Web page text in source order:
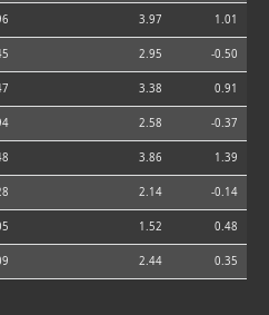
3.97 1.01
2.95 -0.50
3.38 0.91
2.58 -0.37
3.86 1.39
2.14 -0.14
1.52 0.48
2.44 0.35